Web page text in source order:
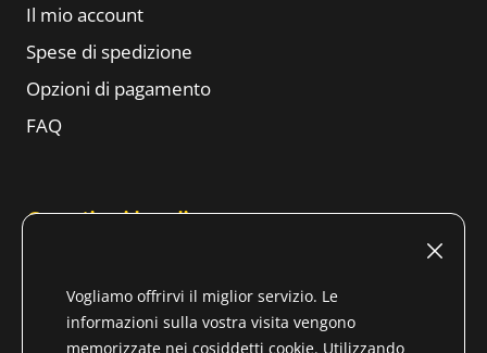
Il mio account
Spese di spedizione
Opzioni di pagamento
FAQ
Questioni legali
Condizioni d'uso
Diritto di recesso
Vogliamo offrirvi il miglior servizio. Le
informazioni sulla vostra visita vengono
memorizzate nei cosiddetti cookie. Utilizzando